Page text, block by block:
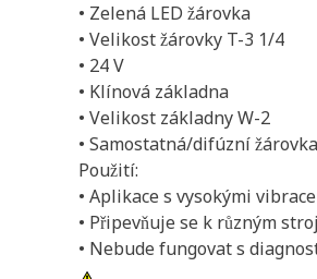
• Zelená LED žárovka
• Velikost žárovky T-3 1/4
• 24 V
• Klínová základna
• Velikost základny W-2
• Samostatná/difúzní žárovka
Použití:
• Aplikace s vysokými
• Připevňuje se k různým
• Nebude fungovat s